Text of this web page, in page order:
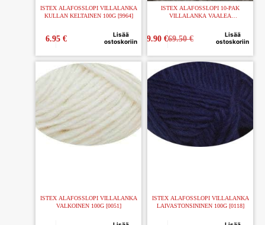
ISTEX ALAFOSSLOPI VILLALANKA
KULLAN KELTAINEN 100G [9964]
6.95 €
Lisää
ostoskoriin
ISTEX ALAFOSSLOPI 10-PAK
VILLALANKA VAALEA
69.50€
59.90 €
Lisää
ostoskoriin
ISTEX ALAFOSSLOPI VILLALANKA
VALKOINEN 100G [0051]
ISTEX ALAFOSSLOPI VILLALANKA
LAIVASTONSININEN 100G [0118]